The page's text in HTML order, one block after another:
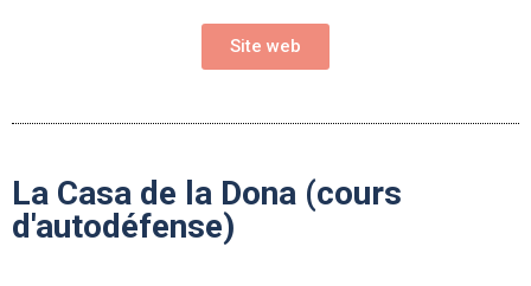
Site web
La Casa de la Dona (cours
d'autodéfense)